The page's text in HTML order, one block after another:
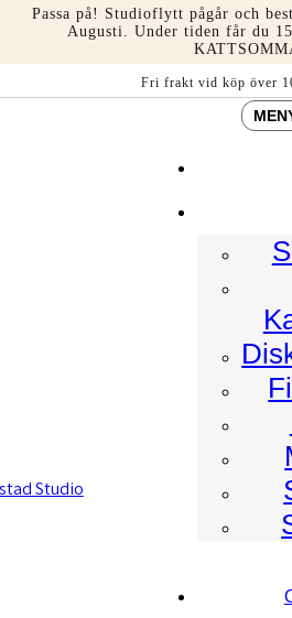
HoppaPassa på! Studioflytt pågår och
Augusti. Under tiden får du
Fri frakt vid köp över